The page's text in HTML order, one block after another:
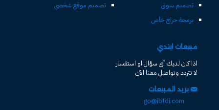
تصميم سوق
برمجة حراج خاص
تصميم موقع شخصي
مبيعات ابتدي
اذا كان لديك أى سؤال او استفسار
لا تتردد وتواصل معنا الآن
بريد المبيعات
go@ibtdi.com